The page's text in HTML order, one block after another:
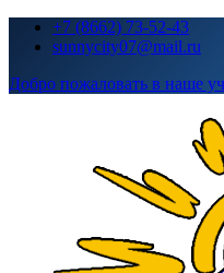
Перейти+7 (8662) 73-52-43
sunnycity07@mail.ru
Добро пожаловать в наше